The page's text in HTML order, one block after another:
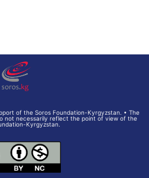
of the Soros Foundation-Kyrgyzstan. • The
not necessarily reflect the point of view of the
Kyrgyzstan.